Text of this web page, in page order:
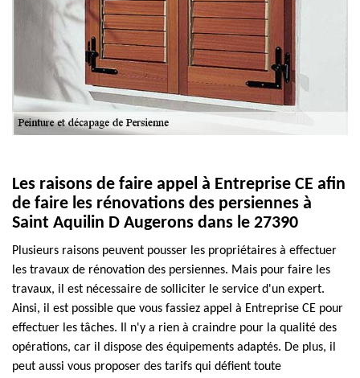
Les raisons de faire appel à Entreprise CE afin
de faire les rénovations des persiennes à
Saint Aquilin D Augerons dans le 27390
Plusieurs raisons peuvent pousser les propriétaires à effectuer
les travaux de rénovation des persiennes. Mais pour faire les
travaux, il est nécessaire de solliciter le service d'un expert.
Ainsi, il est possible que vous fassiez appel à Entreprise CE pour
effectuer les tâches. Il n'y a rien à craindre pour la qualité des
opérations, car il dispose des équipements adaptés. De plus, il
peut aussi vous proposer des tarifs qui défient toute